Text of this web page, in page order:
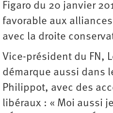
Figaro du 20 janvier
favorable aux
avec la droite
Vice-président du FN,
démarque aussi dans
Philippot, avec des
libéraux : « Moi aussi